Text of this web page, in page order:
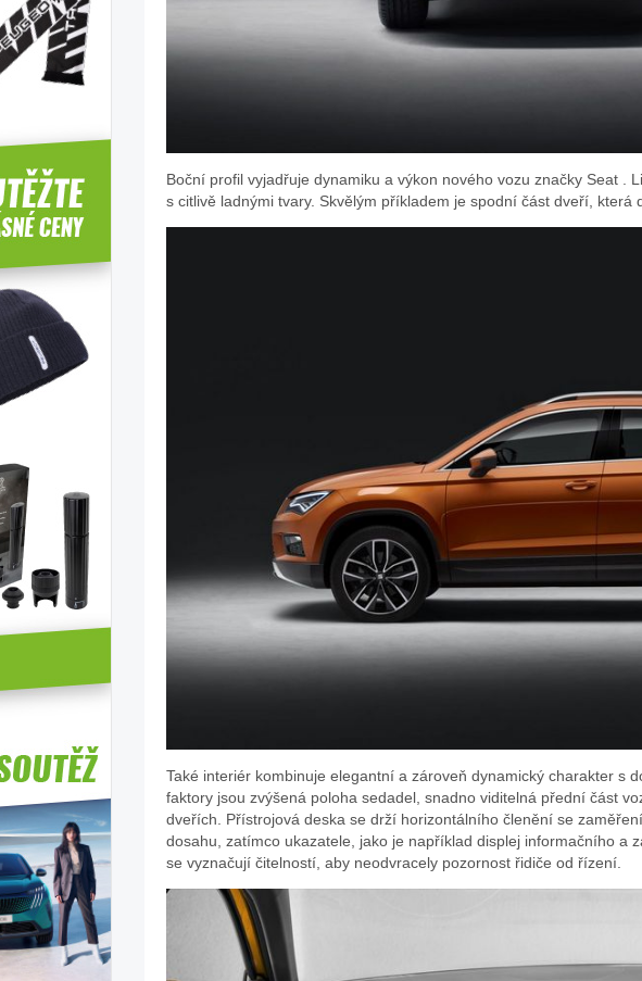
Boční profil vyjadřuje dynamiku a výkon nového vozu značky Seat .
s citlivě ladnými tvary. Skvělým příkladem je spodní část dveří, která
Také interiér kombinuje elegantní a zároveň dynamický charakter s
faktory jsou zvýšená poloha sedadel, snadno viditelná přední část
dveřích. Přístrojová deska se drží horizontálního členění se
dosahu, zatímco ukazatele, jako je například displej informačního a
se vyznačují čitelností, aby neodvracely pozornost řidiče od řízení.